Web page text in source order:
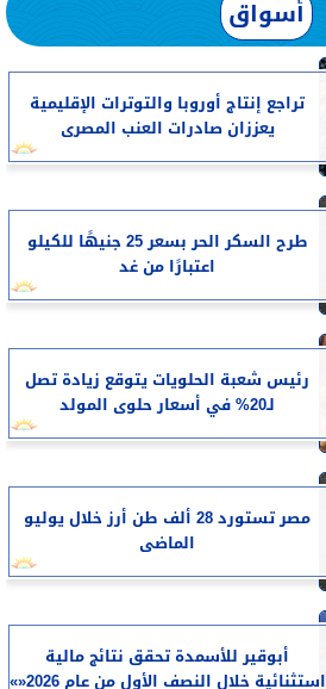
أسواق
تراجع إنتاج أوروبا والتوترات الإقليمية
يعززان صادرات العنب المصرى
طرح السكر الحر بسعر 25 جنيهًا للكيلو
اعتبارًا من غد
رئيس شعبة الحلويات يتوقع زيادة تصل
لـ20% في أسعار حلوى المولد
مصر تستورد 28 ألف طن أرز خلال يوليو
الماضى
أبوقير للأسمدة تحقق نتائج مالية
استثنائية خلال النصف الأول من عام 2026«»